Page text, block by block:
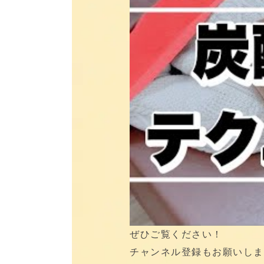
ぜひご覧ください！
チャンネル登録もお願いし